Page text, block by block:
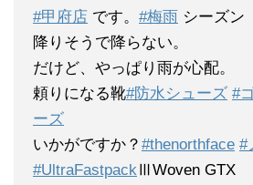
#甲府店 です。 #梅雨 シーズン
降りそうで降らない。
だけど、やっぱり雨が心配。
頼りになる靴#防水シューズ #
ーズ
いかがですか？ #thenorthface #
#UltraFastpack ⅢWoven GTX